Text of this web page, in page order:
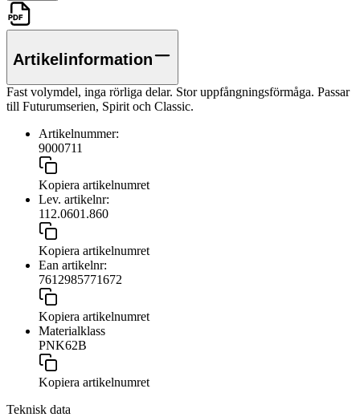
Artikelinformation
Fast volymdel, inga rörliga delar. Stor uppfångningsförmåga. Passar
till Futurumserien, Spirit och Classic.
Artikelnummer:
9000711
Kopiera artikelnumret
Lev. artikelnr:
112.0601.860
Kopiera artikelnumret
Ean artikelnr:
7612985771672
Kopiera artikelnumret
Materialklass
PNK62B
Kopiera artikelnumret
Teknisk data